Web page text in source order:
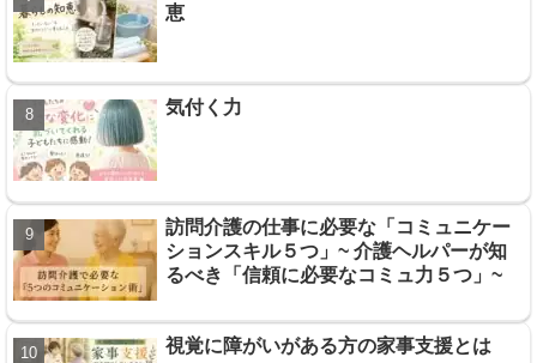
恵
気付く力
訪問介護の仕事に必要な「コミュニケー
ションスキル５つ」~ 介護ヘルパーが知
るべき「信頼に必要なコミュ力５つ」~
視覚に障がいがある方の家事支援とは